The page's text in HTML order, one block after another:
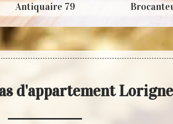
Antiquaire 79
d'appartement